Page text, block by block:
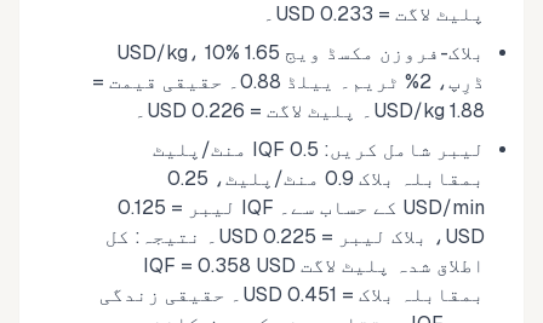
پلیٹ لاگت = 0.233 USD۔
بلاک-فروزن مکسڈ ویج 1.65 USD/kg، 10%
ڈرِپ، 2% ٹریم۔ ییلڈ 0.88۔ حقیقی قیمت =
1.88 USD/kg۔ پلیٹ لاگت = 0.226 USD۔
لیبر شامل کریں: IQF 0.5 منٹ/پلیٹ
بمقابلہ بلاک 0.9 منٹ/پلیٹ، 0.25
USD/min کے حساب سے۔ IQF لیبر = 0.125
USD، بلاک لیبر = 0.225 USD۔ نتیجہ: کل
اطلاق شدہ پلیٹ لاگت IQF = 0.358 USD
بمقابلہ بلاک = 0.451 USD۔ حقیقی زندگی